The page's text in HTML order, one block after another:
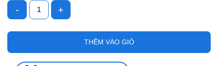
- +
THÊM VÀO GIỎ